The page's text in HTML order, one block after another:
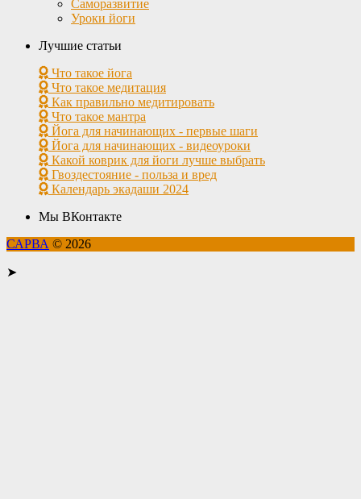
Саморазвитие
Уроки йоги
Лучшие статьи
Что такое йога
Что такое медитация
Как правильно медитировать
Что такое мантра
Йога для начинающих - первые шаги
Йога для начинающих - видеоуроки
Какой коврик для йоги лучше выбрать
Гвоздестояние - польза и вред
Календарь экадаши 2024
Мы ВКонтакте
САРВА © 2026
➤